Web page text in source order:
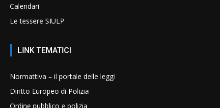
Calendari
Le tessere SIULP
LINK TEMATICI
Normattiva – il portale delle leggi
Diritto Europeo di Polizia
Ordine pubblico e polizia